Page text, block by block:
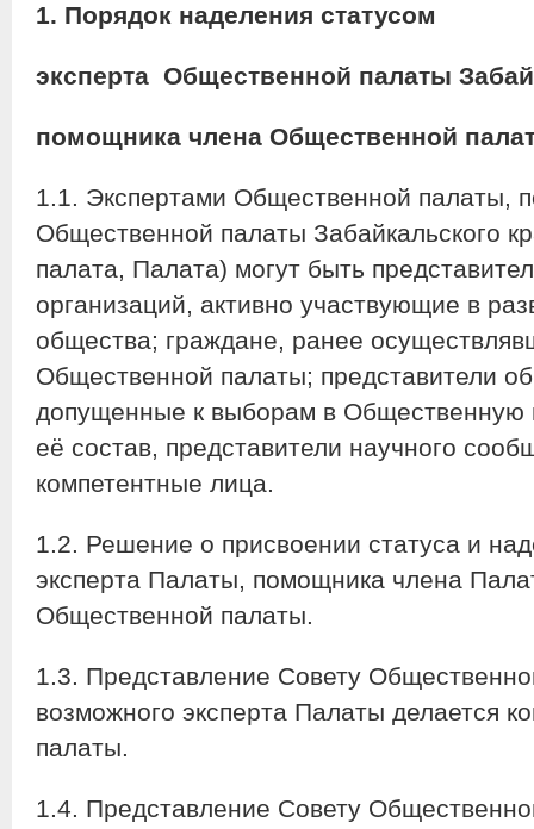
1. Порядок наделения статусом
эксперта Общественной палаты
помощника члена Общественной
1.1. Экспертами Общественной палаты,
Общественной палаты Забайкальского
палата, Палата) могут быть
организаций, активно участвующие в
общества; граждане, ранее
Общественной палаты; представители
допущенные к выборам в Общественную
её состав, представители научного
компетентные лица.
1.2. Решение о присвоении статуса и
эксперта Палаты, помощника члена
Общественной палаты.
1.3. Представление Совету
возможного эксперта Палаты делается
палаты.
1.4. Представление Совету